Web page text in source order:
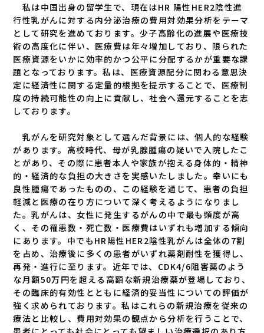
私は中国出身の留学生で、現在はHR 陽性HER2陰性進
行性乳がんに対する内分泌治療の費用対効果分析をテーマ
として研究を進めております。少子高齢化の進展や医療技
術の高度化に伴い、医療費は年々増加しており、限られた
医療資源をいかに効率的かつ公平に分配するかが重要な課
題となっております。私は、医療資源配分に関わる意思決
定に経済性に関する定量的根拠を提示することで、医療制
度の持続可能性の向上に貢献し、社会へ還元することを志
しております。
乳がんを研究対象として選んだ背景には、個人的な経験
があります。高校時代、母が乳腺腫瘍の疑いで入院したこ
とがあり、その際に患者本人や家族が抱える身体的・精神
的・経済的な負担の大きさを実感いたしました。幸いにも
良性腫瘍であったものの、この経験を通じて、患者の負担
軽減と医療の在り方について深く考えるようになりまし
た。乳がんは、女性に発生するがんの中で最も頻度が高
く、その罹患数・死亡数・医療費はいずれも増加する傾向
にあります。中でもHR陽性HER2陰性乳がんは全体の7割
を占め、治療後に多くの患者がいずれ薬剤耐性を獲得し、
再発・進行に至ります。近年では、CDK4/6阻害薬のよう
な月額50万円を超える高額な新規治療薬が登場しており、
その臨床的有効性とともに経済的妥当性についての評価が
強く求められております。私はこれらの新規治療を従来の
療法と比較し、費用対効果の観点から分析を行うことで、